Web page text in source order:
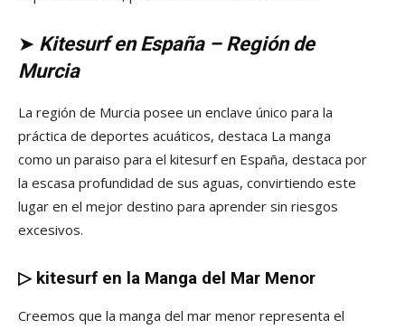
➤ Kitesurf en España – Región de
Murcia
La región de Murcia posee un enclave único para la
práctica de deportes acuáticos, destaca La manga
como un paraiso para el kitesurf en España, destaca por
la escasa profundidad de sus aguas, convirtiendo este
lugar en el mejor destino para aprender sin riesgos
excesivos.
▷ kitesurf en la Manga del Mar Menor
Creemos que la manga del mar menor representa el